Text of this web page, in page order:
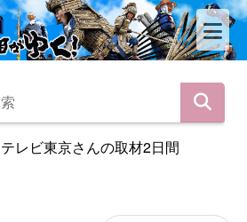
テレビ東京さんの取材2日間